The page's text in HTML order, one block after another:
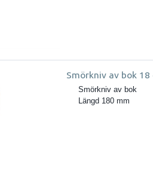
Smörkniv av bok 18
Smörkniv av bok
Längd 180 mm